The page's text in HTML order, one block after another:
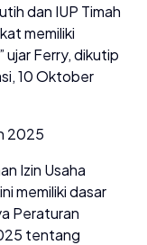
dan IUP Timah
memiliki
Ferry, dikutip
10 Oktober
2025
Izin Usaha
memiliki dasar
Peraturan
tentang